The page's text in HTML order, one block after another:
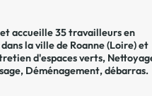
accueille 35 travailleurs en
la ville de Roanne(Loire) et
d'espaces verts,
, Déménagement, débarras.